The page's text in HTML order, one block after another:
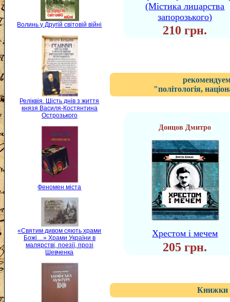
Волинь у Другій світовій війні
Реліквія. Шість днів з життя
князя Василя-Костянтина
Острозького
Феномен міста
«Святим дивом сяють храми
Божі…» Храми України в
малярстві, поезії, прозі
Шевченка
(Містика лицарства
запорозького)
210 грн.
"політологія,
Донцов Дмитро
Хрестом і мечем
205 грн.
Книжки